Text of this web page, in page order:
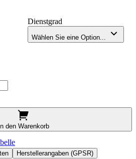
Dienstgrad
Wählen Sie eine Option...
In den Warenkorb
Herstellerangaben (GPSR)